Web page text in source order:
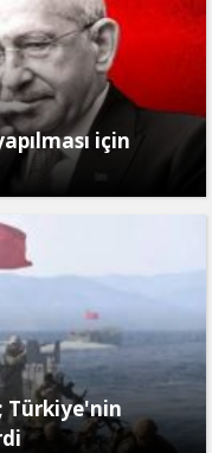
için
Türkiye'nin